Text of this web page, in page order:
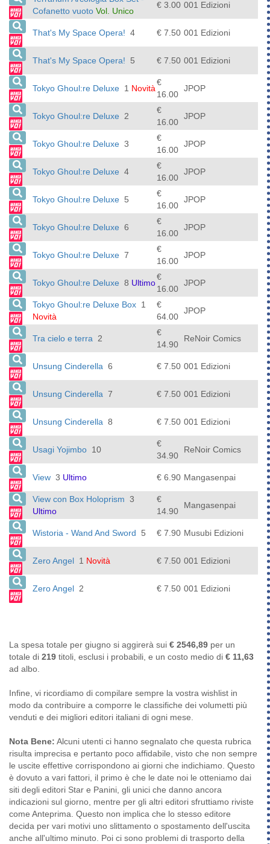
Cofanetto vuoto Vol. Unico
€ 3.00 001 Edizioni
That's My Space Opera! 4 € 7.50 001 Edizioni
That's My Space Opera! 5 € 7.50 001 Edizioni
Tokyo Ghoul:re Deluxe 1 Novità
€
16.00
JPOP
Tokyo Ghoul:re Deluxe 2
€
16.00
JPOP
Tokyo Ghoul:re Deluxe 3
€
16.00
JPOP
Tokyo Ghoul:re Deluxe 4
€
16.00
JPOP
Tokyo Ghoul:re Deluxe 5
€
16.00
JPOP
Tokyo Ghoul:re Deluxe 6
€
16.00
JPOP
Tokyo Ghoul:re Deluxe 7
€
16.00
JPOP
Tokyo Ghoul:re Deluxe 8 Ultimo
€
16.00
JPOP
Tokyo Ghoul:re Deluxe Box 1
Novità
€
64.00
JPOP
Tra cielo e terra 2
€
14.90
ReNoir Comics
Unsung Cinderella 6 € 7.50 001 Edizioni
Unsung Cinderella 7 € 7.50 001 Edizioni
Unsung Cinderella 8 € 7.50 001 Edizioni
Usagi Yojimbo 10
€
34.90
ReNoir Comics
View 3 Ultimo € 6.90 Mangasenpai
View con Box Holoprism 3
Ultimo
€
14.90
Mangasenpai
Wistoria - Wand And Sword 5 € 7.90 Musubi Edizioni
Zero Angel 1 Novità € 7.50 001 Edizioni
Zero Angel 2 € 7.50 001 Edizioni
La spesa totale per giugno si aggirerà sui € 2546,89 per un
totale di 219 titoli, esclusi i probabili, e un costo medio di € 11,63
ad albo.
Infine, vi ricordiamo di compilare sempre la vostra wishlist in
modo da contribuire a comporre le classifiche dei volumetti più
venduti e dei migliori editori italiani di ogni mese.
Nota Bene: Alcuni utenti ci hanno segnalato che questa rubrica
risulta imprecisa e pertanto poco affidabile, visto che non sempre
le uscite effettive corrispondono ai giorni che indichiamo. Questo
è dovuto a vari fattori, il primo è che le date noi le otteniamo dai
siti degli editori Star e Panini, gli unici che danno ancora
indicazioni sul giorno, mentre per gli altri editori sfruttiamo riviste
come Anteprima. Questo non implica che lo stesso editore
decida per vari motivi uno slittamento o spostamento dell'uscita
anche all'ultimo minuto. Poi ci sono problemi di trasporto della